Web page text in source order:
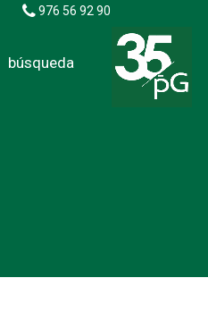
976 56 92 90
búsqueda